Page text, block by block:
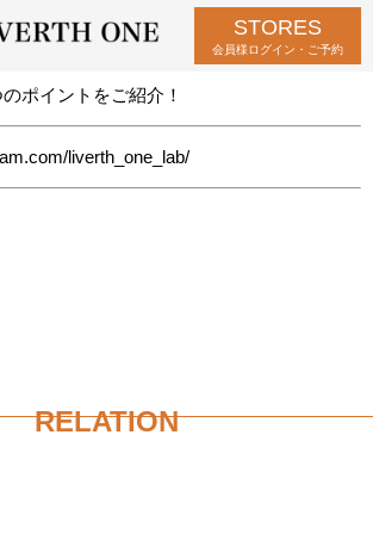
STORES
会員様ログイン・ご予約
更新しました
ポイントをご紹介！
liverth_one_lab/
RELATION